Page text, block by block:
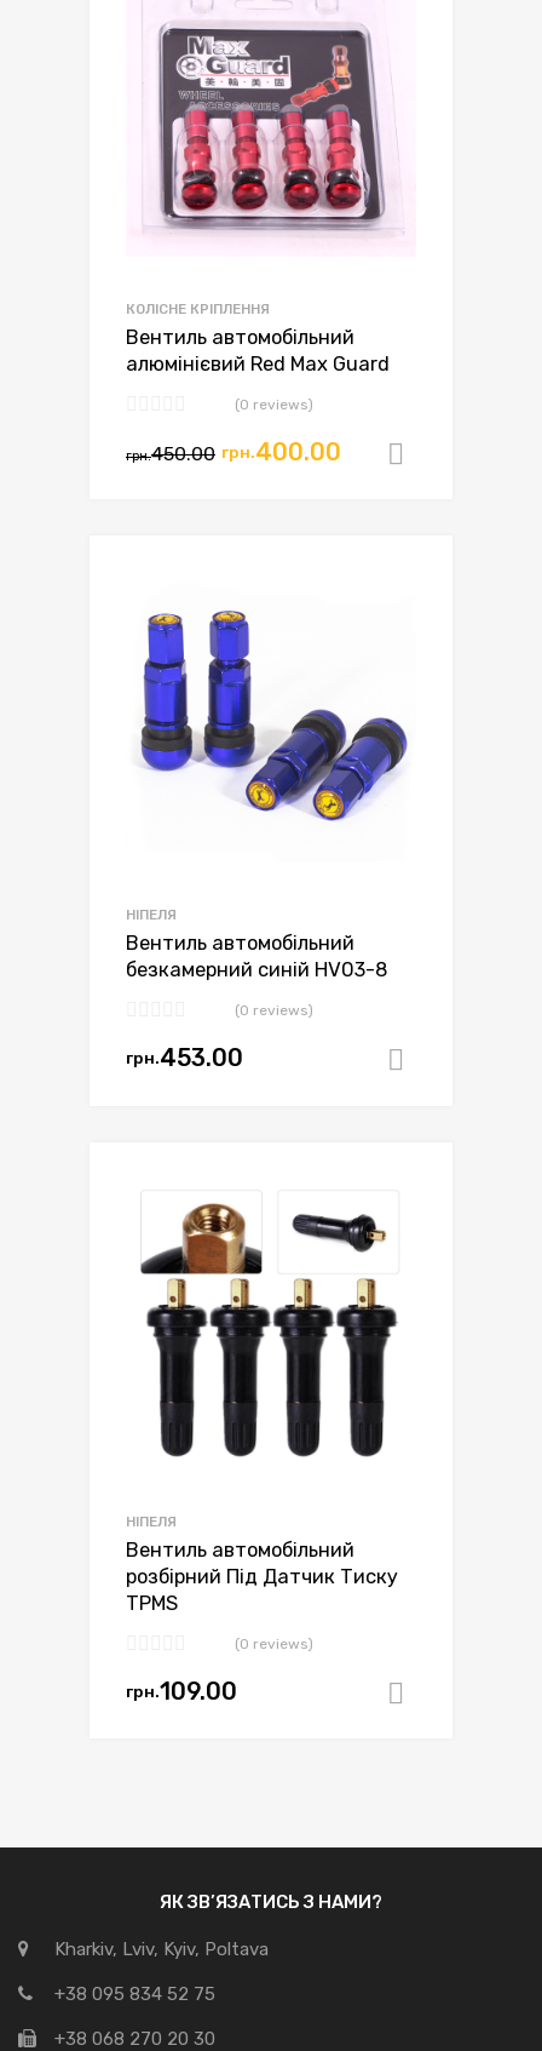
КОЛІСНЕ КРІПЛЕННЯ
Вентиль автомобільний
алюмінієвий Red Max Guard
(0 reviews)
грн.450.00 грн.400.00
НІПЕЛЯ
Вентиль автомобільний
безкамерний синій HV03-8
(0 reviews)
грн.453.00
НІПЕЛЯ
Вентиль автомобільний
розбірний Під Датчик Тиску
TPMS
(0 reviews)
грн.109.00
ЯК ЗВ’ЯЗАТИСЬ З НАМИ?
Kharkiv, Lviv, Kyiv, Poltava
+38 095 834 52 75
+38 068 270 20 30